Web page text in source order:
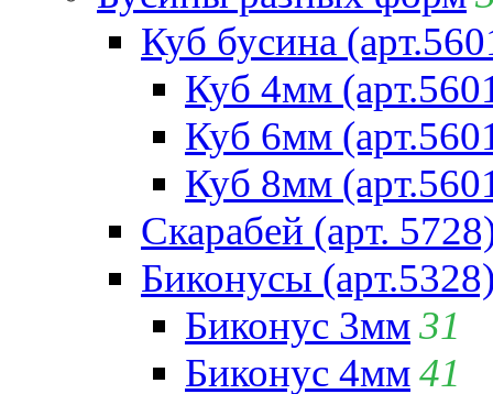
Куб бусина
Куб 4мм
Куб 6мм
Куб 8мм
Скарабей (арт.
Биконусы
Биконус 3мм31
Биконус 4мм41